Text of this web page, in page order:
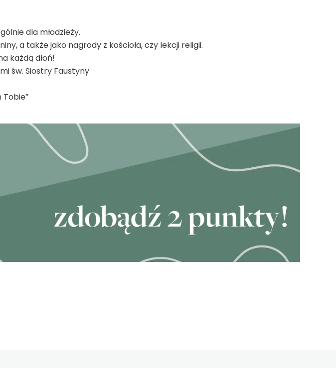
-
czerwona
dla młodzieży.
a także jako nagrody z kościoła, czy lekcji religii.
każdą dłoń!
św. Siostry Faustyny